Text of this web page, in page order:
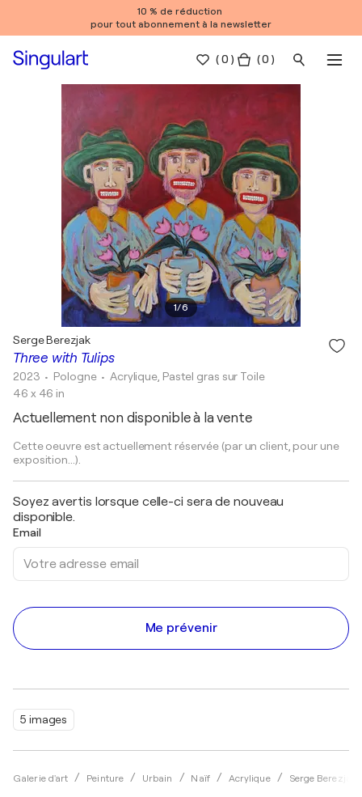
10 % de réduction
pour tout abonnement à la newsletter
(0 ) ( 0 )
1/6
5 images
Galerie d'art Peinture Urbain Naïf Acrylique Serge Berezjak
Three with Tulips
Serge Berezjak
2023 • Pologne • Acrylique, Pastel gras sur Toile
46 x 46 in
Actuellement non disponible à la vente
Cette oeuvre est actuellement réservée (par un client, pour une
exposition...).
Soyez avertis lorsque celle-ci sera de nouveau
disponible.
Email
Me prévenir